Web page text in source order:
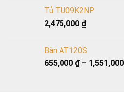
Tủ TU09K2NP
2,475,000 ₫
Bàn AT120S
655,000 ₫– 1,551,000